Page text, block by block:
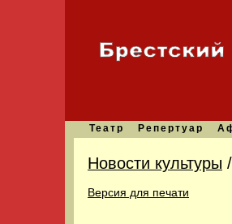
Театр Репертуар
Новости культуры /
Версия для печати